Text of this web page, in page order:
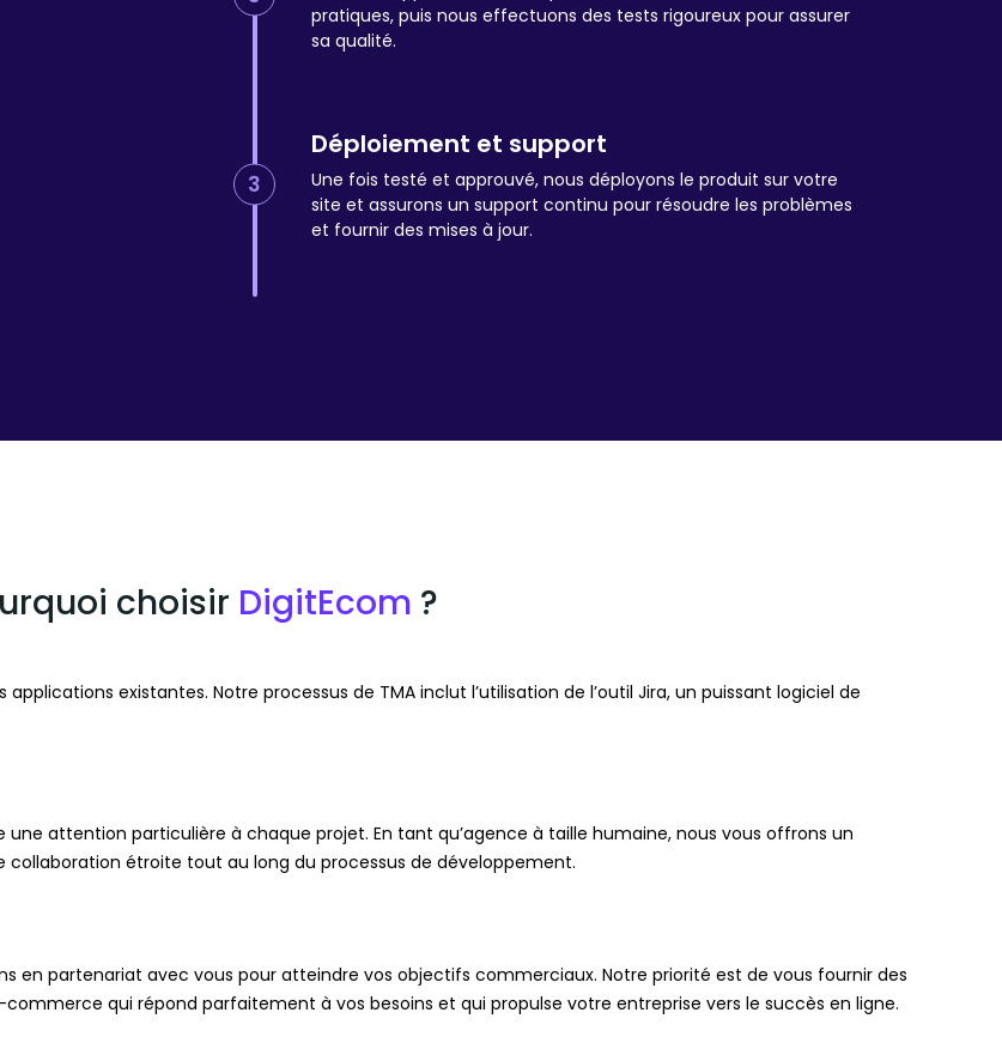
pratiques, puis nous effectuons des tests rigoureux pour assurer
sa qualité.
3
Déploiement et support
Une fois testé et approuvé, nous déployons le produit sur votre
site et assurons un support continu pour résoudre les problèmes
et fournir des mises à jour.
choisir DigitEcom ?
existantes. Notre processus de TMA inclut l’utilisation de l’outil Jira, un puissant logiciel de
attention particulière à chaque projet. En tant qu’agence à taille humaine, nous vous offrons un
étroite tout au long du processus de développement.
en partenariat avec vous pour atteindre vos objectifs commerciaux. Notre priorité est de vous fournir des
qui répond parfaitement à vos besoins et qui propulse votre entreprise vers le succès en ligne.